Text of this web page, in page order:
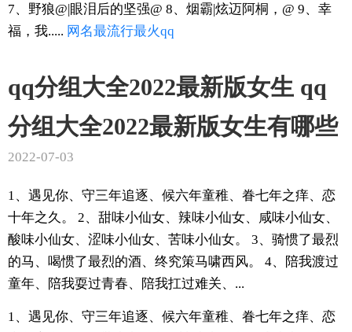
7、野狼@|眼泪后的坚强@ 8、烟霸|炫迈阿桐，@ 9、幸
福，我..... 网名最流行最火qq
qq分组大全2022最新版女生 qq
分组大全2022最新版女生有哪些
2022-07-03
1、遇见你、守三年追逐、候六年童稚、眷七年之痒、恋
十年之久。 2、甜味小仙女、辣味小仙女、咸味小仙女、
酸味小仙女、涩味小仙女、苦味小仙女。 3、骑惯了最烈
的马、喝惯了最烈的酒、终究策马啸西风。 4、陪我渡过
童年、陪我耍过青春、陪我扛过难关、...
1、遇见你、守三年追逐、候六年童稚、眷七年之痒、恋